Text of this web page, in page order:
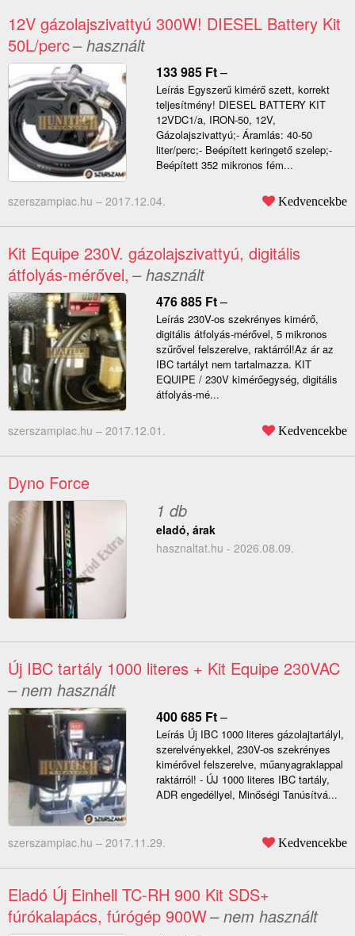
12V gázolajszivattyú 300W! DIESEL Battery Kit
50L/perc– használt
133 985 Ft–
Leírás Egyszerű kimérő szett, korrekt
teljesítmény! DIESEL BATTERY KIT
12VDC1/a, IRON-50, 12V,
Gázolajszivattyú;- Áramlás: 40-50
liter/perc;- Beépített keringető szelep;-
Beépített 352 mikronos fém...
szerszampiac.hu – 2017.12.04. Kedvencekbe
Kit Equipe 230V. gázolajszivattyú, digitális
átfolyás-mérővel, – használt
476 885 Ft–
Leírás 230V-os szekrényes kimérő,
digitális átfolyás-mérővel, 5 mikronos
szűrővel felszerelve, raktárról!Az ár az
IBC tartályt nem tartalmazza. KIT
EQUIPE / 230V kimérőegység, digitális
átfolyás-mé...
szerszampiac.hu – 2017.12.01. Kedvencekbe
Dyno Force
1 db
eladó, árak
hasznaltat.hu - 2026.08.09.
Új IBC tartály 1000 literes + Kit Equipe 230VAC
– nem használt
400 685 Ft–
Leírás Új IBC 1000 literes gázolajtartályl,
szerelvényekkel, 230V-os szekrényes
kimérővel felszerelve, műanyagraklappal
raktárról! - ÚJ 1000 literes IBC tartály,
ADR engedéllyel, Minőségi Tanúsítvá...
szerszampiac.hu – 2017.11.29. Kedvencekbe
Eladó Új Einhell TC-RH 900 Kit SDS+
fúrókalapács, fúrógép 900W– nem használt